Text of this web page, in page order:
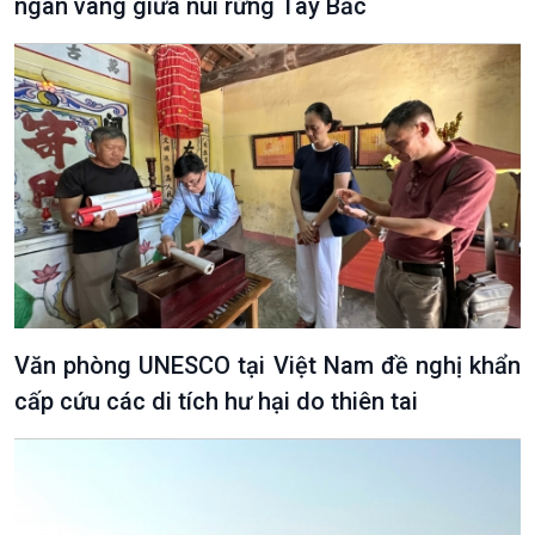
ngân vang giữa núi rừng Tây Bắc
Văn phòng UNESCO tại Việt Nam đề nghị khẩn
cấp cứu các di tích hư hại do thiên tai